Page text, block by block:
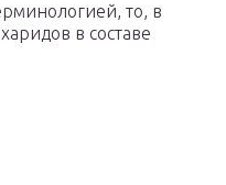
то, в
в составе